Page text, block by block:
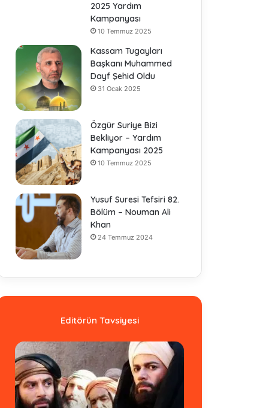
2025 Yardım
Kampanyası
10 Temmuz 2025
Kassam Tugayları
Başkanı Muhammed
Dayf Şehid Oldu
31 Ocak 2025
Özgür Suriye Bizi
Bekliyor – Yardım
Kampanyası 2025
10 Temmuz 2025
Yusuf Suresi Tefsiri 82.
Bölüm – Nouman Ali
Khan
24 Temmuz 2024
Editörün Tavsiyesi